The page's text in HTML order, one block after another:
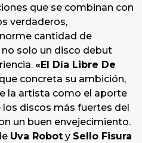
que se combinan con
verdaderos,
cantidad de
solo un disco debut
«El Día Libre De
concreta su ambición,
la artista como el aporte
discos más fuertes del
un buen envejecimiento.
Uva Robot y Sello Fisura